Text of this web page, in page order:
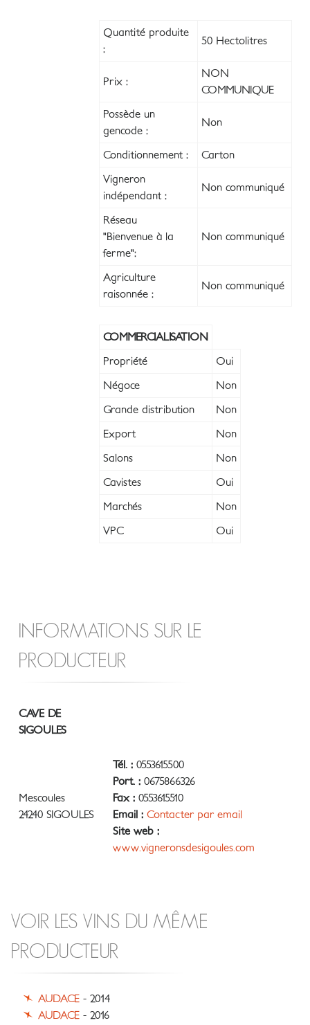
Quantité produite
:
50 Hectolitres
Prix :
NON
COMMUNIQUE
Possède un
gencode :
Non
Conditionnement : Carton
Vigneron
indépendant :
Non communiqué
Réseau
"Bienvenue à la
ferme":
Non communiqué
Agriculture
raisonnée :
Non communiqué
COMMERCIALISATION
Propriété Oui
Négoce Non
Grande distribution Non
Export Non
Salons Non
Cavistes Oui
Marchés Non
VPC Oui
INFORMATIONS SUR LE
PRODUCTEUR
CAVE DE
SIGOULES
Mescoules
24240 SIGOULES
Tél. : 0553615500
Port. : 0675866326
Fax : 0553615510
Email : Contacter par email
Site web :
www.vigneronsdesigoules.com
VOIR LES VINS DU MÊME
PRODUCTEUR
AUDACE - 2014
AUDACE - 2016